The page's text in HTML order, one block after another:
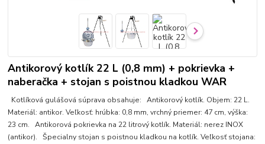
Antikorový kotlík 22 L (0,8 mm) + pokrievka +
naberačka + stojan s poistnou kladkou WAR
Kotlíková gulášová súprava obsahuje: Antikorový kotlík. Objem: 22 L.
Materiál: antikor. Veľkosť: hrúbka: 0,8 mm, vrchný priemer: 47 cm, výška:
23 cm. Antikorová pokrievka na 22 litrový kotlík. Materiál: nerez INOX
(antikor). Špecialny stojan s poistnou kladkou na kotlík. Veľkosť stojana: